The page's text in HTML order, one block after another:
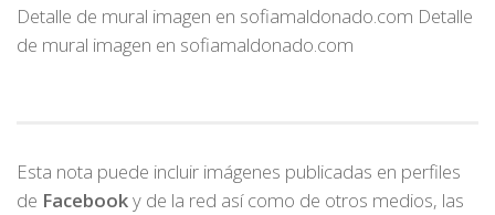
Detalle de mural imagen en sofiamaldonado.com Detalle
de mural imagen en sofiamaldonado.com
Esta nota puede incluir imágenes publicadas en perfiles
de Facebooky de la red así como de otros medios, las